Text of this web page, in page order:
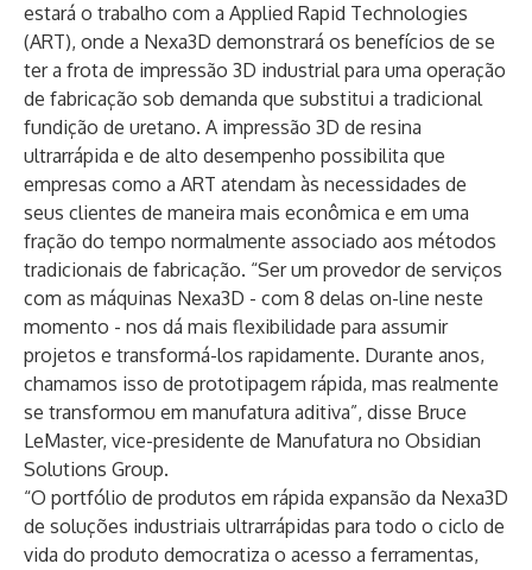
estará o trabalho com a Applied Rapid Technologies
(ART), onde a Nexa3D demonstrará os benefícios de se
ter a frota de impressão 3D industrial para uma operação
de fabricação sob demanda que substitui a tradicional
fundição de uretano. A impressão 3D de resina
ultrarrápida e de alto desempenho possibilita que
empresas como a ART atendam às necessidades de
seus clientes de maneira mais econômica e em uma
fração do tempo normalmente associado aos métodos
tradicionais de fabricação. “Ser um provedor de serviços
com as máquinas Nexa3D - com 8 delas on-line neste
momento - nos dá mais flexibilidade para assumir
projetos e transformá-los rapidamente. Durante anos,
chamamos isso de prototipagem rápida, mas realmente
se transformou em manufatura aditiva”, disse Bruce
LeMaster, vice-presidente de Manufatura no Obsidian
Solutions Group.
“O portfólio de produtos em rápida expansão da Nexa3D
de soluções industriais ultrarrápidas para todo o ciclo de
vida do produto democratiza o acesso a ferramentas,